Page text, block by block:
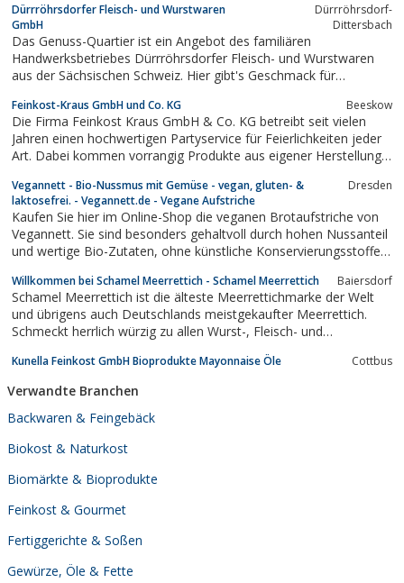
Dürrröhrsdorfer Fleisch- und Wurstwaren
GmbH
Dürrröhrsdorf-
Dittersbach
Das Genuss-Quartier ist ein Angebot des familiären
Handwerksbetriebes Dürrröhrsdorfer Fleisch- und Wurstwaren
aus der Sächsischen Schweiz. Hier gibt's Geschmack für
Spezialitäten, herzhafte Wurstgläser, fix und fertig zubereitete
Köstlichkeiten im Glas...
Feinkost-Kraus GmbH und Co. KG Beeskow
Die Firma Feinkost Kraus GmbH & Co. KG betreibt seit vielen
Jahren einen hochwertigen Partyservice für Feierlichkeiten jeder
Art. Dabei kommen vorrangig Produkte aus eigener Herstellung
Neben dem Partyservice ist das Unternehmen Hersteller feinster
Salate und...
Vegannett - Bio-Nussmus mit Gemüse - vegan, gluten- &
laktosefrei. - Vegannett.de - Vegane Aufstriche
Dresden
Kaufen Sie hier im Online-Shop die veganen Brotaufstriche von
Vegannett. Sie sind besonders gehaltvoll durch hohen Nussanteil
und wertige Bio-Zutaten, ohne künstliche Konservierungsstoffe,
natürlichen Zucker.
Willkommen bei Schamel Meerrettich - Schamel Meerrettich Baiersdorf
Schamel Meerrettich ist die älteste Meerrettichmarke der Welt
und übrigens auch Deutschlands meistgekaufter Meerrettich.
Schmeckt herrlich würzig zu allen Wurst-, Fleisch- und
Meerrettichs, unsere Tradition und unsere leckeren
Meerrettichprodukte.
Kunella Feinkost GmbH Bioprodukte Mayonnaise Öle Cottbus
Verwandte Branchen
Backwaren & Feingebäck
Biokost & Naturkost
Biomärkte & Bioprodukte
Feinkost & Gourmet
Fertiggerichte & Soßen
Gewürze, Öle & Fette